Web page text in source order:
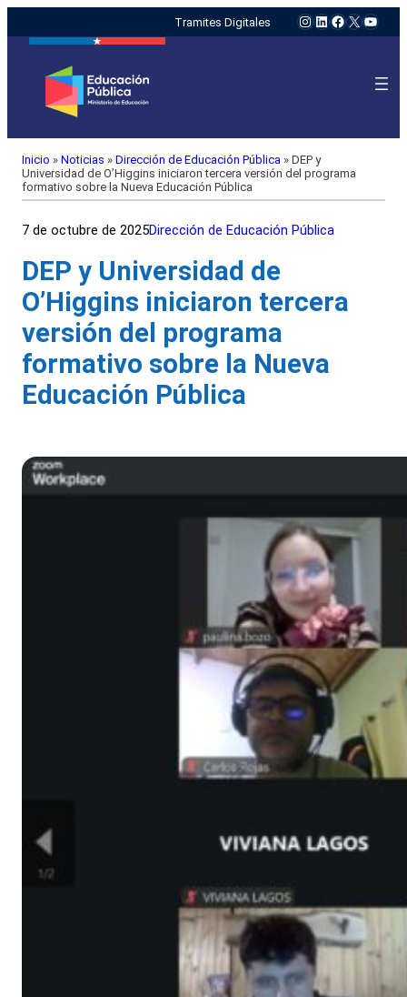
Tramites Digitales Instagram
LinkedIn
Facebook
X
Inicio » Noticias » Dirección de Educación Pública » DEP y
Universidad de O’Higgins iniciaron tercera versión del programa
formativo sobre la Nueva Educación Pública
7 de octubre de 2025Dirección de Educación Pública
DEP y Universidad de
O’Higgins iniciaron tercera
versión del programa
formativo sobre la Nueva
Educación Pública